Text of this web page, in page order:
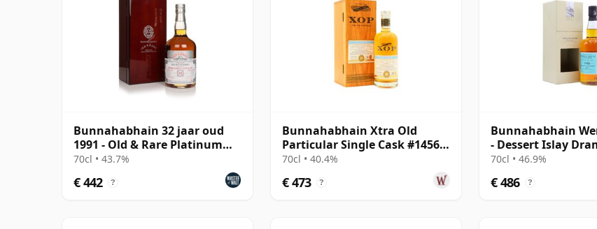
Bunnahabhain 32 jaar oud
1991 - Old & Rare Platinum
(Hunter Laing)
70cl • 43.7%
€ 442 ?
Bunnahabhain Xtra Old
Particular Single Cask #14565
1990 30 jaar oud
70cl • 40.4%
€ 473 ?
Bunnahabhain
- Dessert Islay
Cask 1988 30 jaar
70cl • 46.9%
€ 486 ?